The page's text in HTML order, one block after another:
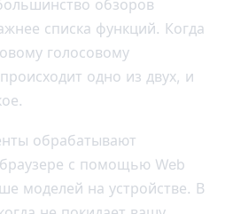
обзоров
списка функций. Когда
голосовому
одно из двух, и
обрабатывают
с помощью Web
моделей на устройстве. В